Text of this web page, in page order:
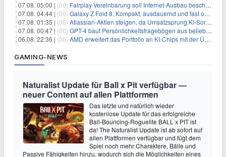
07.08. 05:00 | (00) Fairplay-Vereinbarung soll Internet-Ausbau beschleunigen
07.08. 04:44 | (00) Galaxy Z Fold 8: Kompakt, ausdauernd und fast ohne Falte
07.08. 01:35 | (00) Atlassian-Aktien steigen, da Umsatzsprung KI-Sorgen dämpft
07.08. 00:47 | (00) GPT-4 baut Persönlichkeitsfragebögen aus beliebigen Texten und sagt Antworten voraus
06.08. 22:36 | (00) AMD erweitert das Portfolio an KI-Chips mit der Übernahme von Taalas
GAMING-NEWS
Naturalist Update für Ball x Pit verfügbar —
neuer Content auf allen Plattformen
Das letzte und natürlich wieder
kostenlose Update für das erfolgreiche
Ball-Bouncing-Roguelite BALL x PIT ist
da! The Naturalist Update ist ab sofort auf
allen Plattformen verfügbar und fügt dem
Spiel noch mehr Charaktere, Bälle und
Passive Fähigkeiten hinzu, wodurch sich die Möglichkeiten eines